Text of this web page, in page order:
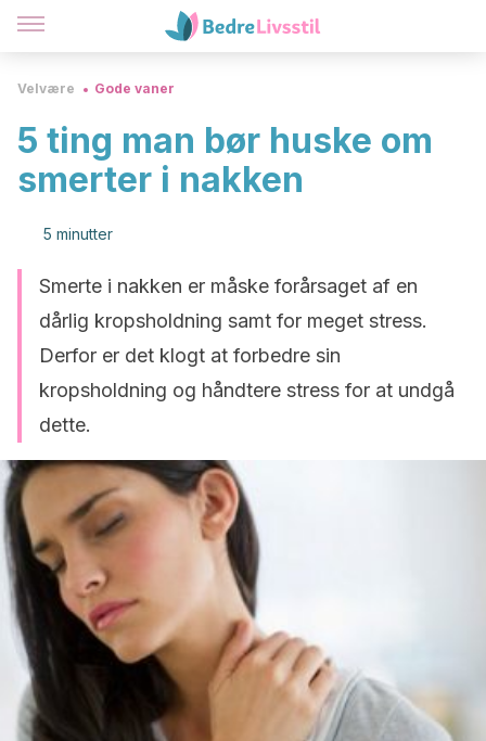
Velvære Gode vaner
5 ting man bør huske om
smerter i nakken
5 minutter
Smerte i nakken er måske forårsaget af en
dårlig kropsholdning samt for meget stress.
Derfor er det klogt at forbedre sin
kropsholdning og håndtere stress for at undgå
dette.